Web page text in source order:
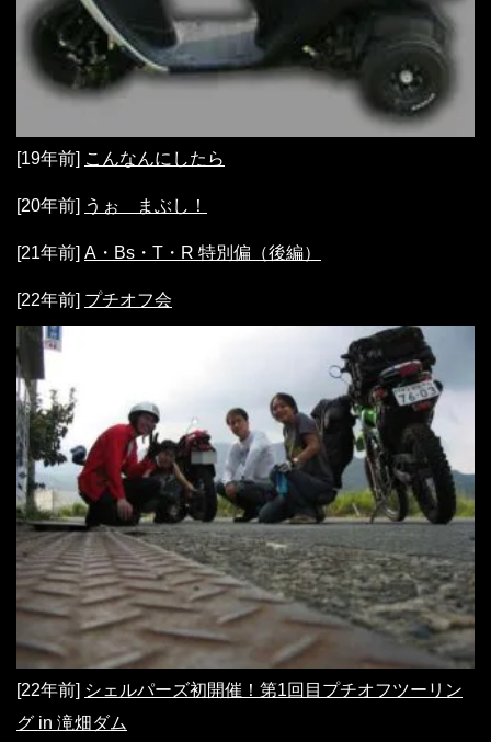
[19年前] こんなんにしたら
[20年前] うぉ まぶし！
[21年前] A・Bs・T・R 特別偏（後編）
[22年前] プチオフ会
[22年前] シェルパーズ初開催！第1回目プチオフツーリン
グ in 滝畑ダム